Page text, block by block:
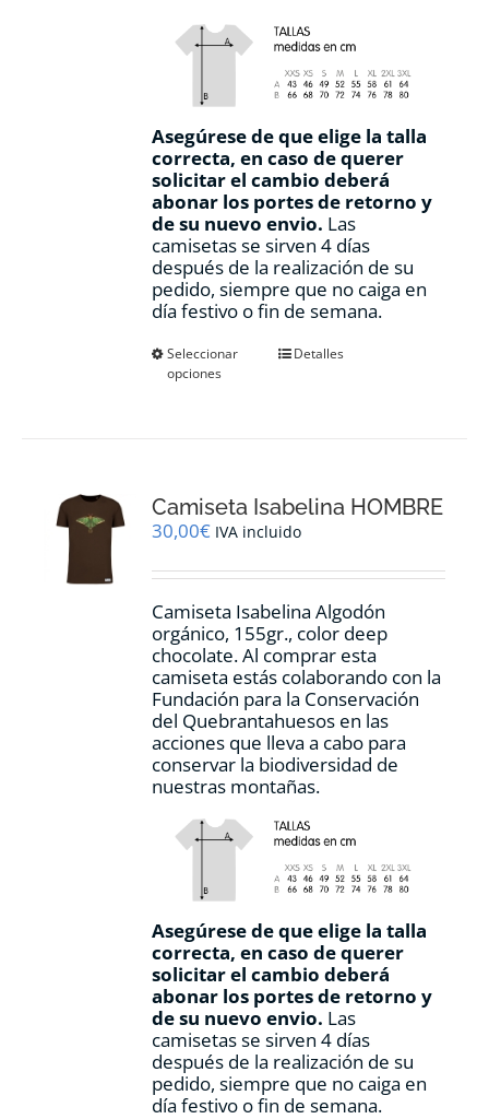
Asegúrese de que elige la talla
correcta, en caso de querer
solicitar el cambio deberá
abonar los portes de retorno y
de su nuevo envio. Las
camisetas se sirven 4 días
después de la realización de su
pedido, siempre que no caiga en
día festivo o fin de semana.
Seleccionar
opciones
Este
se
pueden
en
página
de
producto
Detalles
Camiseta Isabelina HOMBRE
30,00€ IVA incluido
Camiseta Isabelina Algodón
orgánico, 155gr., color deep
chocolate.Al comprar esta
camiseta estás colaborando con la
Fundación para la Conservación
del Quebrantahuesos en las
acciones que lleva a cabo para
conservar la biodiversidad de
nuestras montañas.
Asegúrese de que elige la talla
correcta, en caso de querer
solicitar el cambio deberá
abonar los portes de retorno y
de su nuevo envio. Las
camisetas se sirven 4 días
después de la realización de su
pedido, siempre que no caiga en
día festivo o fin de semana.